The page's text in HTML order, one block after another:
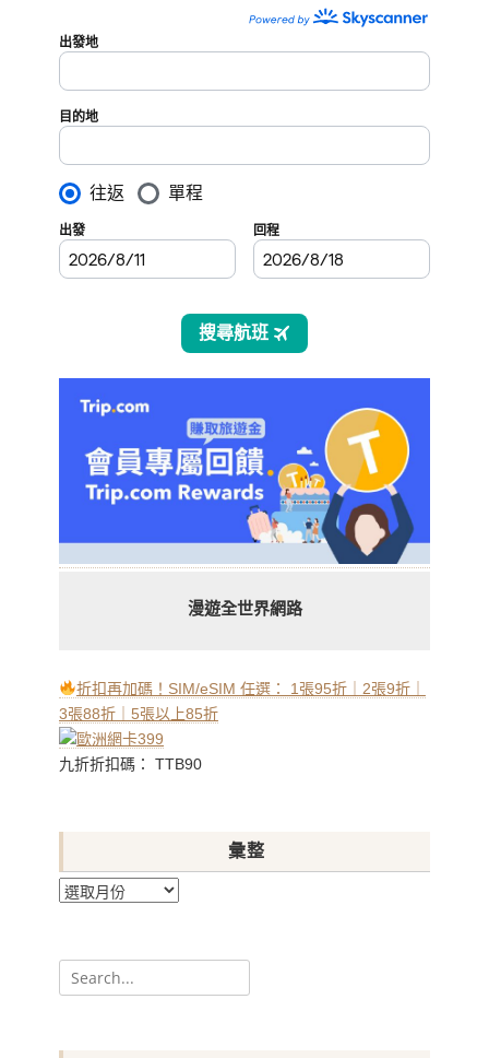
漫遊全世界網路
折扣再加碼！SIM/eSIM 任選： 1張95折｜2張9折｜
3張88折｜5張以上85折
九折折扣碼： TTB90
彙整
彙
Search
for: